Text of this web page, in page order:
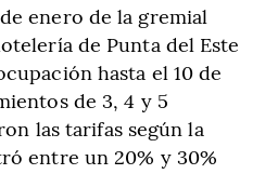
enero de la gremial
de Punta del Este
hasta el 10 de
de 3, 4 y 5
las tarifas según la
entre un 20% y 30%